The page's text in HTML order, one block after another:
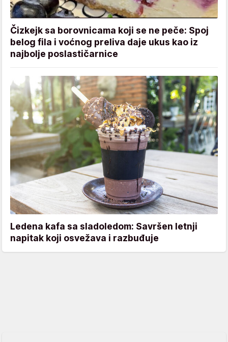
Čizkejk sa borovnicama koji se ne peče: Spoj
belog fila i voćnog preliva daje ukus kao iz
najbolje poslastičarnice
Ledena kafa sa sladoledom: Savršen letnji
napitak koji osvežava i razbuđuje